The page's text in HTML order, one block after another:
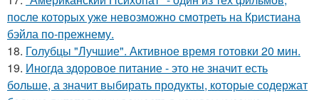
после которых уже невозможно смотреть на Кристиана
бэйла по-прежнему.
18. Голубцы "Лучшие". Активное время готовки 20 мин.
19. Иногда здоровое питание - это не значит есть
больше, а значит выбирать продукты, которые содержат